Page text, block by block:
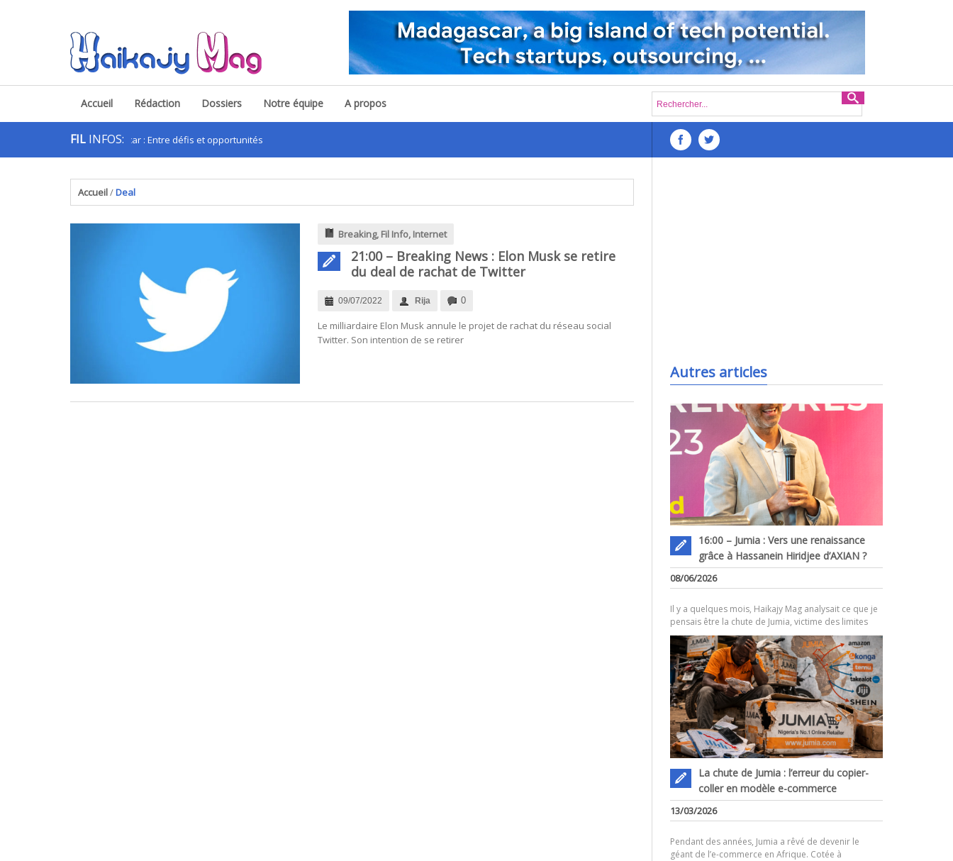
Accueil Rédaction Dossiers Notre équipe A propos
FIL INFOS:
apps VTC à Madagascar : Entre défis et opportunités Défis du lancement d’une startup numérique à Madagascar : Une analyse
Accueil/Deal
Breaking, Fil Info, Internet
21:00 – Breaking News : Elon Musk se retire
du deal de rachat de Twitter
09/07/2022 Rija 0
Le milliardaire Elon Musk annule le projet de rachat du réseau social
Twitter. Son intention de se retirer
Autres articles
16:00 – Jumia : Vers une renaissance
grâce à Hassanein Hiridjee d’AXIAN ?
08/06/2026
Il y a quelques mois, Haikajy Mag analysait ce que je
pensais être la chute de Jumia, victime des limites
La chute de Jumia : l’erreur du copier-
coller en modèle e-commerce
13/03/2026
Pendant des années, Jumia a rêvé de devenir le
géant de l’e-commerce en Afrique. Cotée à